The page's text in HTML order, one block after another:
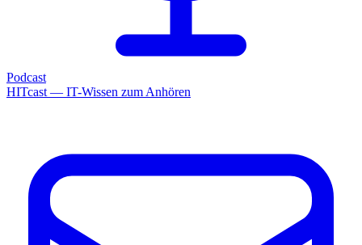
Podcast
HITcast — IT-Wissen zum Anhören